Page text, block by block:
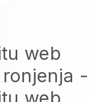
web
-